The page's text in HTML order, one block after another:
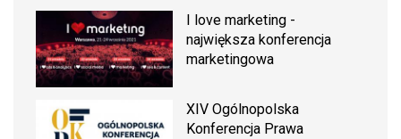
I love marketing -
największa konferencja
marketingowa
XIV Ogólnopolska
Konferencja Prawa